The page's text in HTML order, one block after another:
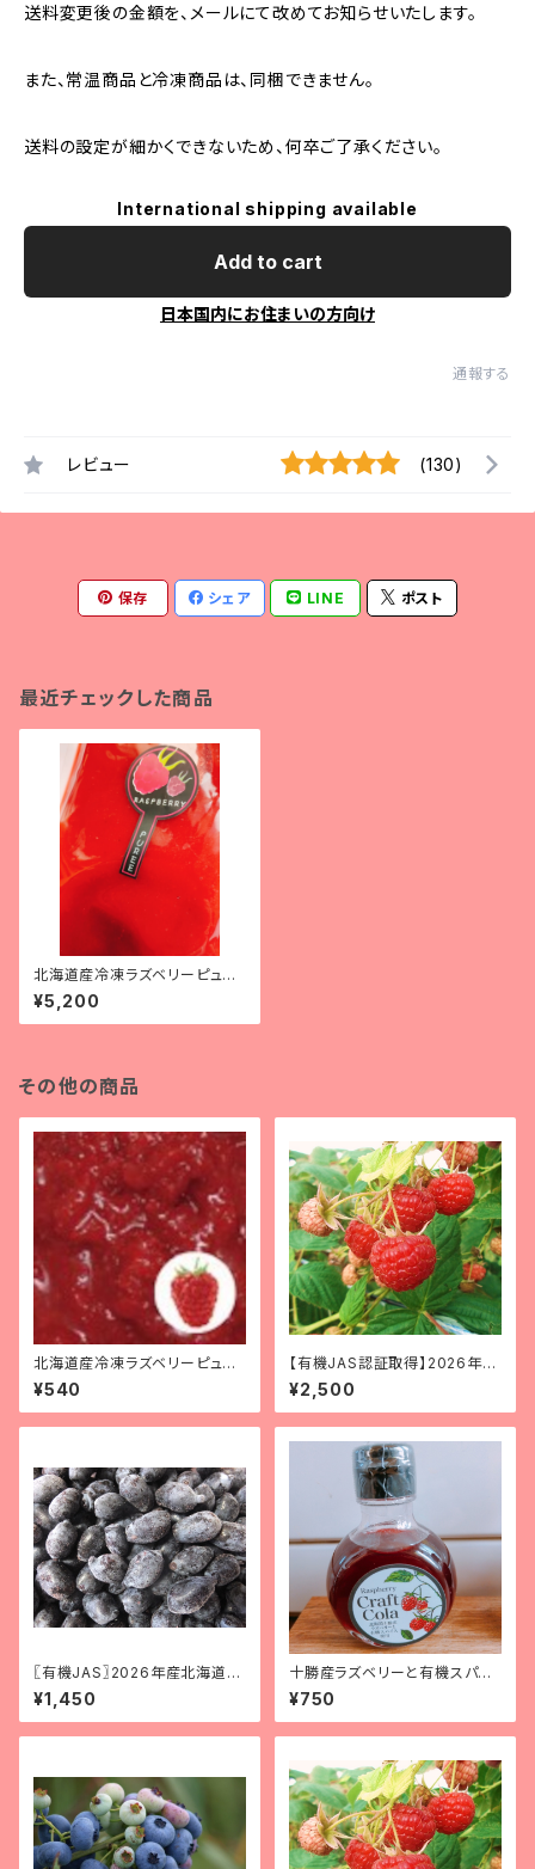
送料変更後の金額を、メールにて改めてお知らせいたします。
また、常温商品と冷凍商品は、同梱できません。
送料の設定が細かくできないため、何卒ご了承ください。
International shipping available
Add to cart
日本国内にお住まいの方向け
通報する
レビュー (130)
保存 シェア LINE ポスト
最近チェックした商品
北海道産冷凍ラズベリーピュー
レ( 1kg ) 【冷凍便】
¥5,200
その他の商品
北海道産冷凍ラズベリーピュー
レ(100g)
¥540
【有機JAS認証取得】2026年産
北海道十勝産冷凍ラズベリー
（加工用） 500g ※小さい
実、くずれた実などが入っていま
¥2,500
〖有機JAS〗2026年産北海道十
勝産ハスカップ（サイズ混）[冷
凍] 250g
¥1,450
十勝産ラズベリーと有機スパイ
ス使用！『ラズベリークラフトコー
ラ』（120g）
¥750